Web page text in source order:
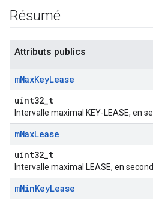
Résumé
Attributs publics
mMaxKeyLease
uint32_t
Intervalle maximal KEY-LEASE, en
mMaxLease
uint32_t
Intervalle maximal LEASE, en
mMinKeyLease